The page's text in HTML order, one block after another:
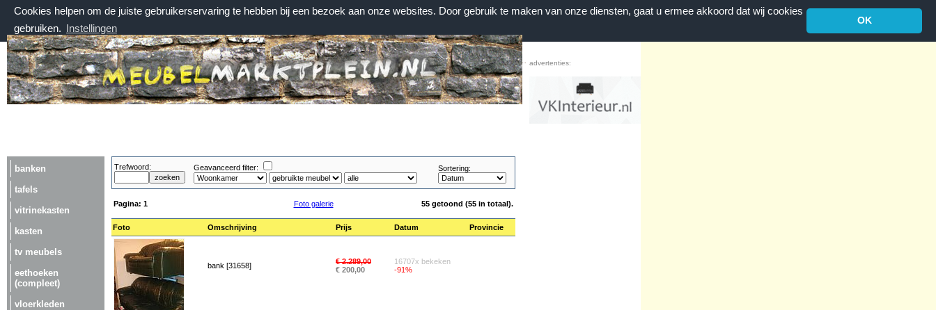
Cookies helpen om de juiste gebruikerservaring te hebben bij een bezoek aan onze websites. Door gebruik te maken van onze diensten, gaat u ermee akkoord dat wij cookies
gebruiken. Instellingen
OK
zondag 9 augustus 2026, 14:46 uur
Welkom bij Meubelmarktplein.nl
Home | Contact | Favorieten
advertenties:
banken
tafels
vitrinekasten
kasten
tv meubels
eethoeken
(compleet)
vloerkleden
Trefwoord: Geavanceerd filter: Sortering:
Pagina: 1 Foto galerie 55 getoond (55 in totaal).
Foto Omschrijving Prijs Datum Provincie
bank [31658]
€ 2.289,00
€ 200,00
16707x bekeken
-91%